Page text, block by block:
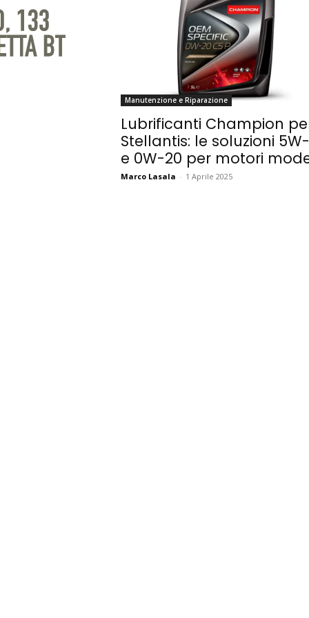
Manutenzione e Riparazione
Lubrificanti Champion
Stellantis: le soluzioni
e 0W-20 per motori
Marco Lasala - 1 Aprile 2025